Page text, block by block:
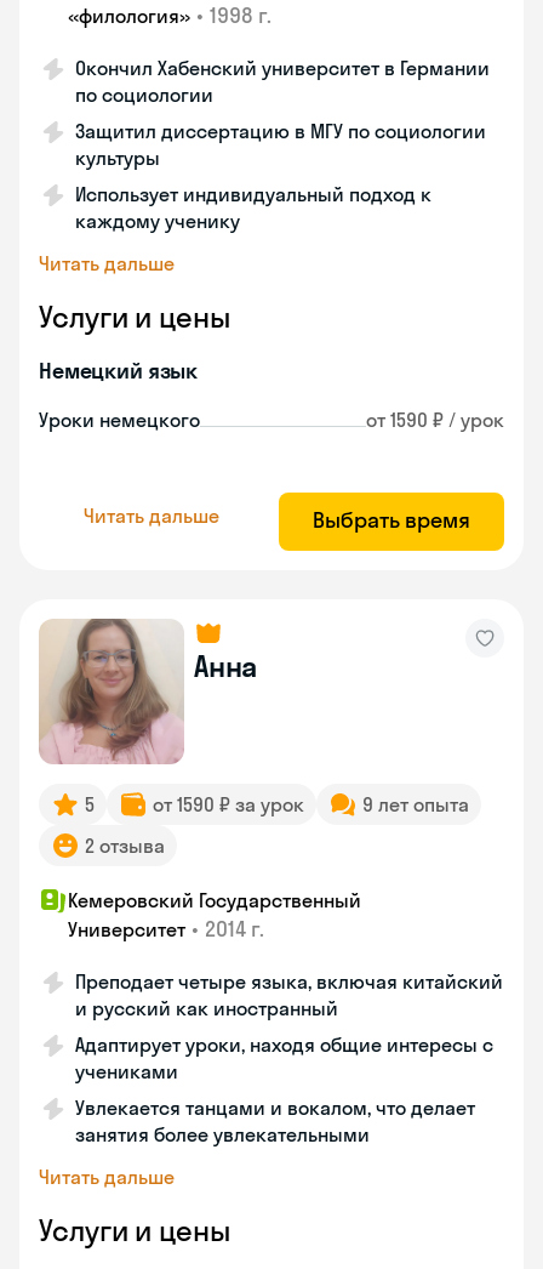
«филология» • 1998 г.
Окончил Хабенский университет в Германии
по социологии
Защитил диссертацию в МГУ по социологии
культуры
Использует индивидуальный подход к
каждому ученику
Читать дальше
Услуги и цены
Немецкий язык
Уроки немецкого от 1590 ₽ / урок
Читать дальше Выбрать время
Анна
5 от 1590 ₽ за урок
9 лет опыта
2 отзыва
Кемеровский Государственный
Университет • 2014 г.
Преподает четыре языка, включая китайский
и русский как иностранный
Адаптирует уроки, находя общие интересы с
учениками
Увлекается танцами и вокалом, что делает
занятия более увлекательными
Читать дальше
Услуги и цены